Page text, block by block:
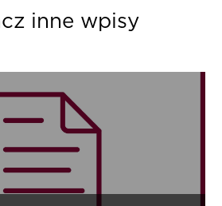
inne wpisy